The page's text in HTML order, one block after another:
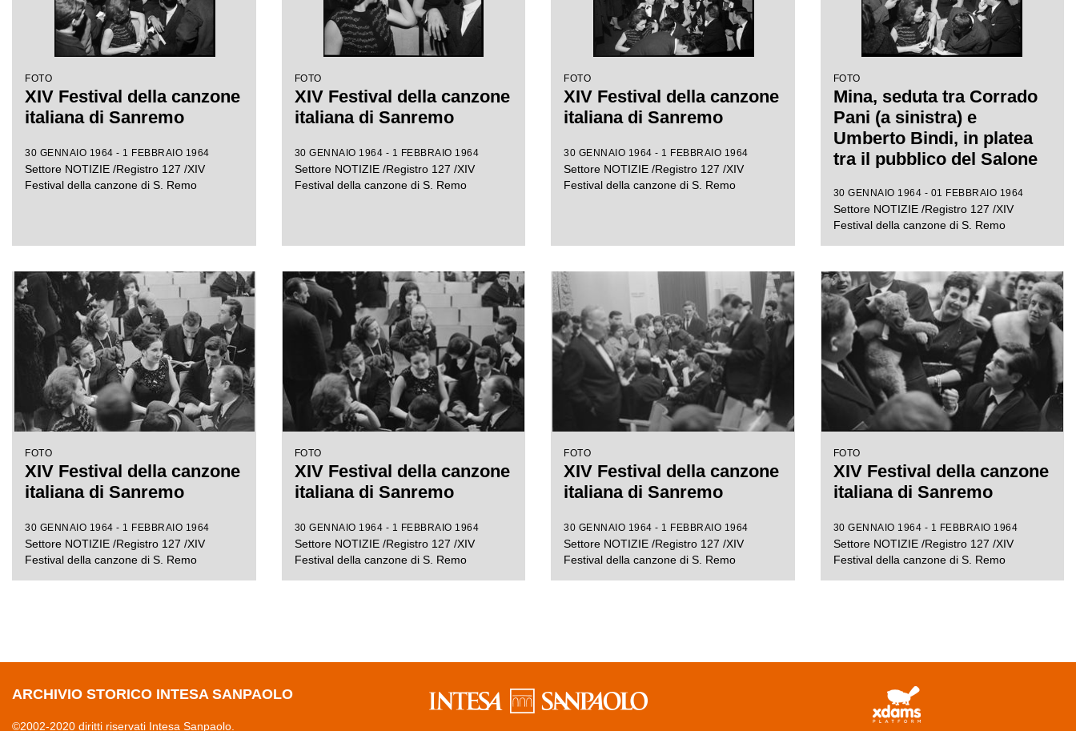
FOTO
XIV Festival della canzone
italiana di Sanremo
30 GENNAIO 1964 - 1 FEBBRAIO 1964
Settore NOTIZIE /Registro 127 /XIV
Festival della canzone di S. Remo
FOTO
XIV Festival della canzone
italiana di Sanremo
30 GENNAIO 1964 - 1 FEBBRAIO 1964
Settore NOTIZIE /Registro 127 /XIV
Festival della canzone di S. Remo
FOTO
XIV Festival della canzone
italiana di Sanremo
30 GENNAIO 1964 - 1 FEBBRAIO 1964
Settore NOTIZIE /Registro 127 /XIV
Festival della canzone di S. Remo
FOTO
Mina, seduta tra Corrado
Pani (a sinistra) e
Umberto Bindi, in platea
tra il pubblico del Salone
municipale in occasione
del XVI Festival di
Sanremo
30 GENNAIO 1964 - 01 FEBBRAIO 1964
Settore NOTIZIE /Registro 127 /XIV
Festival della canzone di S. Remo
FOTO
XIV Festival della canzone
italiana di Sanremo
30 GENNAIO 1964 - 1 FEBBRAIO 1964
Settore NOTIZIE /Registro 127 /XIV
Festival della canzone di S. Remo
FOTO
XIV Festival della canzone
italiana di Sanremo
30 GENNAIO 1964 - 1 FEBBRAIO 1964
Settore NOTIZIE /Registro 127 /XIV
Festival della canzone di S. Remo
FOTO
XIV Festival della canzone
italiana di Sanremo
30 GENNAIO 1964 - 1 FEBBRAIO 1964
Settore NOTIZIE /Registro 127 /XIV
Festival della canzone di S. Remo
FOTO
XIV Festival della canzone
italiana di Sanremo
30 GENNAIO 1964 - 1 FEBBRAIO 1964
Settore NOTIZIE /Registro 127 /XIV
Festival della canzone di S. Remo
ARCHIVIO STORICO INTESA SANPAOLO
©2002-2020 diritti riservati Intesa Sanpaolo.